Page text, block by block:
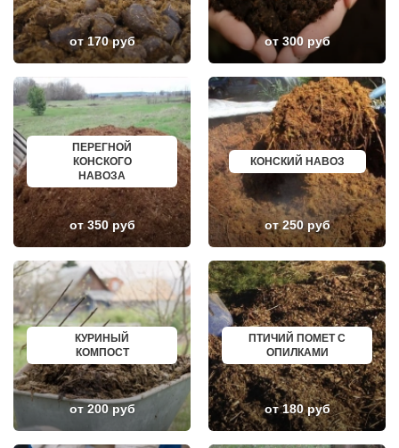
ЛОСИНО-ПЕТРОВСКИЙ
ЛОТОШИНО
ЛУКИНО
ЛУНЕВО
ЛЫТКАРИНО
ЛЬВОВСКИЙ
ЛЮБЕРЦЫ
ЛЮБУЧАНЫ
МАЛАХОВКА
МАЛИНО
МАМЫРИ
МАРФИНО
МЕНДЕЛЕЕВО
МЕШКОВО
МЕЩЕРИНО
МИХНЕВО
МОЖАЙСК
МОЛОДЕЖНЫЙ
МОЛОКОВО
МОНИНО
МОСКОВСКИЙ
МУХАНОВО
МЫТИЩИ
НАРО-ФОМИНСК
НАХАБИНО
НЕКРАСОВКА
НЕКРАСОВСКИЙ
НЕМЧИНОВКА
ГУСЕВ
КАНАШ
КУРГАНИНСК
ЩЕКИНО
СИМ
МАЛОЯРОСЛАВЕЦ
МАРИИНСК
МИНУСИНСК
ВЕРХНЯЯ ПЫШМА
РОССОШЬ
УСТЬ ЛАБИНСК
КОМСОМОЛЬСК
РЖЕВ
АЛЕКСЕЕВКА
ВЯЗЬМА
ИШИМ
ЗЕЛЕНОДОЛЬСК
ЛИВНЫ
БОБРОВ
ЛИСКИ
КУЗНЕЦК
БАЛАШОВ
ВЫШНИЙ ВОЛОЧЕК
БЕЛОЯРСКИЙ
ГУСЬ ХРУСТАЛЬНЫЙ
ИЗБЕРБАШ
НАЗРАНЬ
АБИНСК
от 170 руб от 300 руб
ПЕРЕГНОЙ
КОНСКОГО
НАВОЗА
от 350 руб
КОНСКИЙ НАВОЗ
от 250 руб
КУРИНЫЙ
КОМПОСТ
от 200 руб
ПТИЧИЙ ПОМЕТ С
ОПИЛКАМИ
от 180 руб